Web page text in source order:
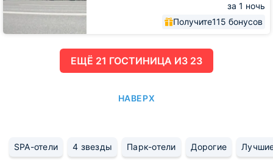
за 1 ночь
Получите115 бонусов
ЕЩË 21 ГОСТИНИЦА ИЗ 23
НАВЕРХ
SPA-отели 4 звезды Парк-отели Дорогие